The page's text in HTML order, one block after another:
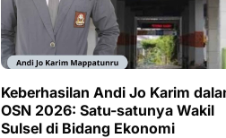
Keberhasilan Andi Jo Karim
OSN 2026: Satu-satunya Wakil
Sulsel di Bidang Ekonomi